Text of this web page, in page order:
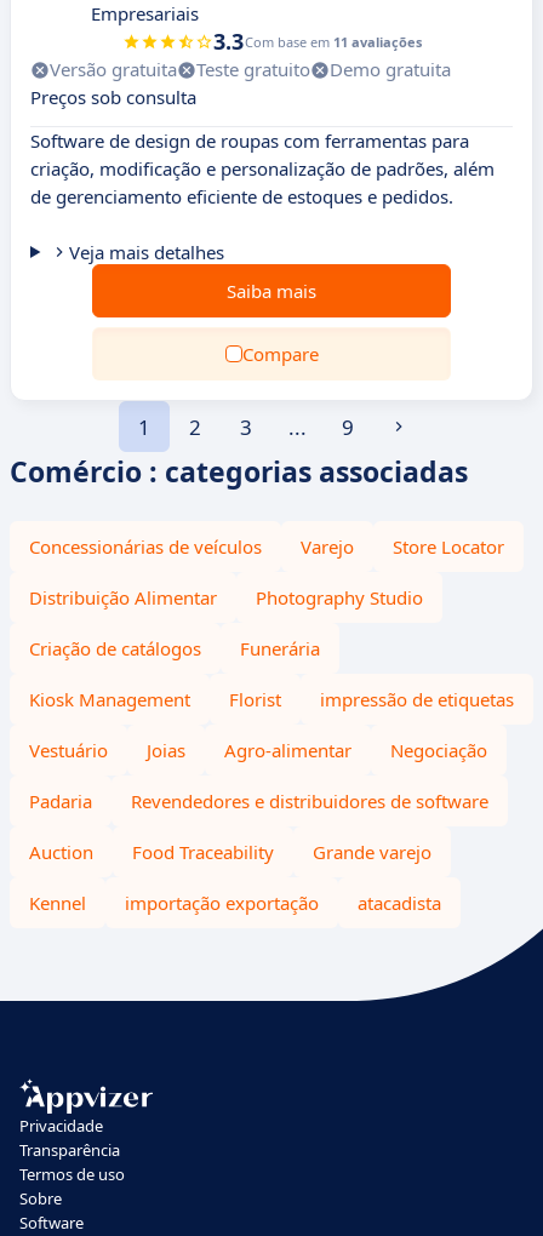
Empresariais
3.3Com base em 11 avaliações
Versão gratuita Teste gratuito
Demo gratuita
Preços sob consulta
Software de design de roupas com ferramentas para
criação, modificação e personalização de padrões, além
de gerenciamento eficiente de estoques e pedidos.
Veja mais detalhes
Saiba mais
Compare
1 2 3 ... 9
Comércio : categorias associadas
Concessionárias de veículos Varejo Store Locator
Distribuição Alimentar Photography Studio
Criação de catálogos Funerária
Kiosk Management Florist impressão de etiquetas
Vestuário Joias Agro-alimentar Negociação
Padaria Revendedores e distribuidores de software
Auction Food Traceability Grande varejo
Kennel importação exportação atacadista
Privacidade
Transparência
Termos de uso
Sobre
Software